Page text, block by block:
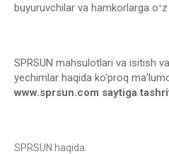
buyuruvchilar va hamkorlarga
SPRSUN mahsulotlari va isitish
yechimlar haqida ko'proq
www.sprsun.com saytiga
SPRSUN haqida: